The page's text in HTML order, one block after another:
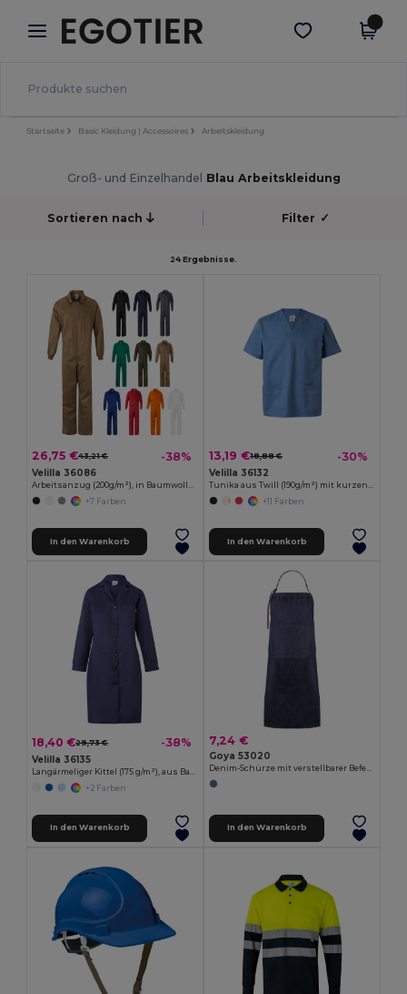
× Egotier App
Bessere Preise in der App!
App holen
Startseite Basic Kleidung | Accessoires Arbeitskleidung
Groß- und Einzelhandel Blau Arbeitskleidung
Sortieren nach Filter ✓
24 Ergebnisse.
26,75 €43,21 € -38%
Velilla 36086
Arbeitsanzug (200g/m²), in Baumwolle (35%) und Polyester (65%)
+7 Farben
In den Warenkorb
13,19 €18,88 € -30%
Velilla 36132
Tunika aus Twill (190g/m²) mit kurzen Ärmeln, aus Polyester (65%) und Baumwolle (35%)
+11 Farben
In den Warenkorb
18,40 €29,73 € -38%
Velilla 36135
+2 Farben
In den Warenkorb
7,24 €
Goya 53020
In den Warenkorb